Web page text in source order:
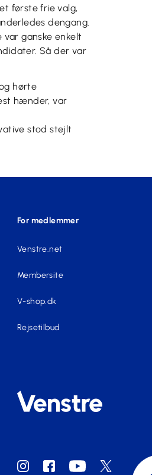
første frie valg,
dengang.
var ganske enkelt
Så der var
hørte
hænder, var
stod stejlt
For medlemmer
Venstre.net
Membersite
V-shop.dk
Rejsetilbud